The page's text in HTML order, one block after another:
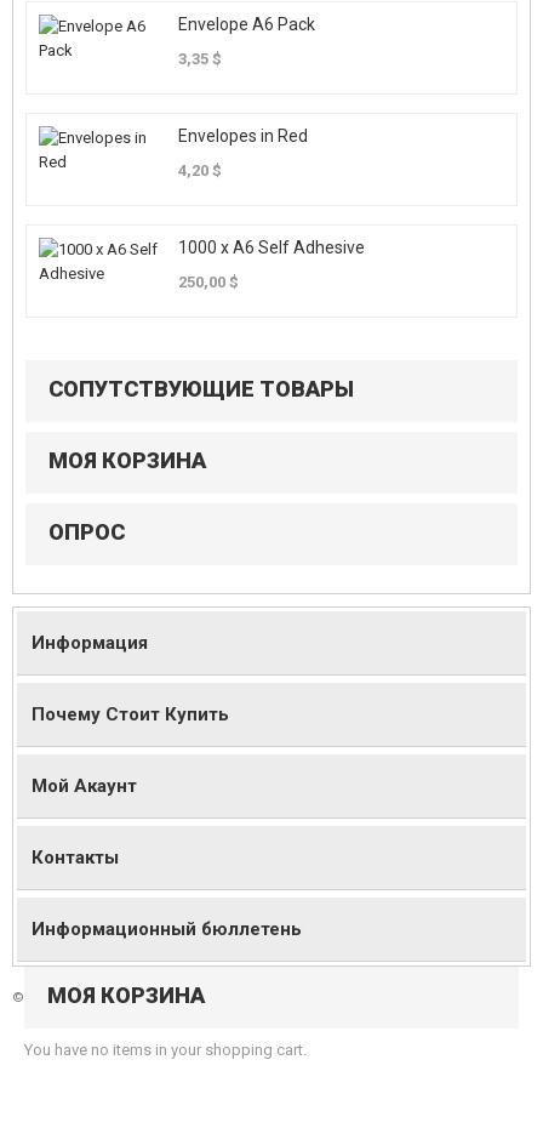
Envelope A6 Pack
3,35 $
Envelopes in Red
4,20 $
1000 x A6 Self Adhesive
250,00 $
СОПУТСТВУЮЩИЕ ТОВАРЫ
МОЯ КОРЗИНА
ОПРОС
Информация
Почему Стоит Купить
Мой Акаунт
Контакты
Информационный бюллетень
© 2026 Magento Онлайн Магазин. Все права защищены.
МОЯ КОРЗИНА
You have no items in your shopping cart.